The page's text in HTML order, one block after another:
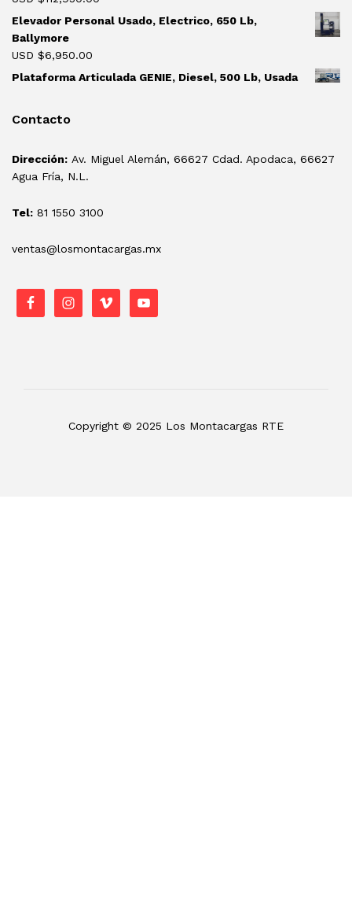
Elevador Personal Usado, Electrico, 650 Lb,
Ballymore
USD $6,950.00
Plataforma Articulada GENIE, Diesel, 500 Lb, Usada
Contacto
Dirección: Av. Miguel Alemán, 66627 Cdad. Apodaca, 66627
Agua Fría, N.L.
Tel: 81 1550 3100
ventas@losmontacargas.mx
Copyright © 2025 Los Montacargas RTE